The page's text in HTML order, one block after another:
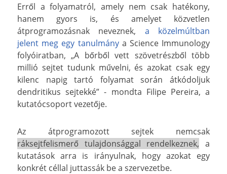
Erről a folyamatról, amely nem csak hatékony,
hanem gyors is, és amelyet közvetlen
átprogramozásnak neveznek, a közelmúltban
jelent meg egy tanulmánya Science Immunology
folyóiratban, „A bőrből vett szövetrészből több
millió sejtet tudunk művelni, és azokat csak egy
kilenc napig tartó folyamat során átkódoljuk
dendritikus sejtekké” - mondta Filipe Pereira, a
kutatócsoport vezetője.
Az átprogramozott sejtek nemcsak
ráksejtfelismerő tulajdonsággal rendelkeznek, a
kutatások arra is irányulnak, hogy azokat egy
konkrét céllal juttassák be a szervezetbe.